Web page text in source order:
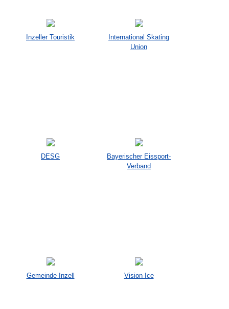
Inzeller Touristik
International Skating
Union
DESG
Bayerischer Eissport-
Verband
Gemeinde Inzell Vision Ice